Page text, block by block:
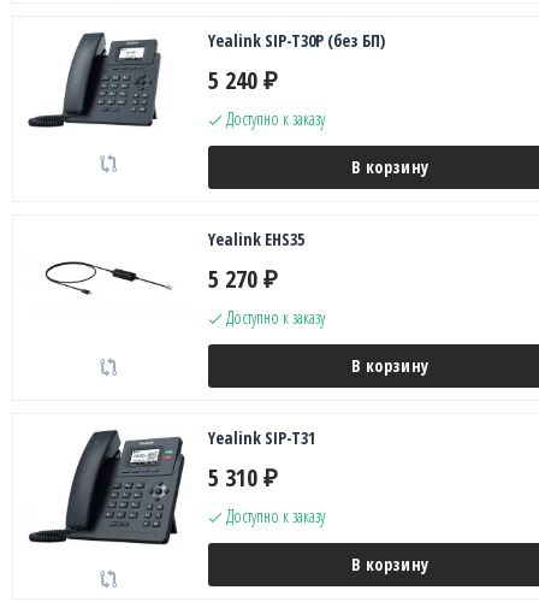
Yealink SIP-T30P (без БП)
5 240 ₽
Доступно к заказу
В корзину
Yealink EHS35
5 270 ₽
Доступно к заказу
В корзину
Yealink SIP-T31
5 310 ₽
Доступно к заказу
В корзину